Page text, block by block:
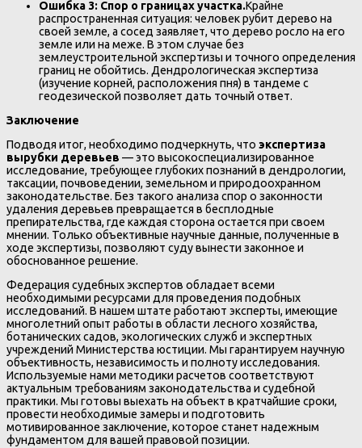
Ошибка 3: Спор о границах участка.Крайне
распространенная ситуация: человек рубит дерево на
своей земле, а сосед заявляет, что дерево росло на его
земле или на меже. В этом случае без
землеустроительной экспертизы и точного определения
границ не обойтись. Дендрологическая экспертиза
(изучение корней, расположения пня) в тандеме с
геодезической позволяет дать точный ответ.
Заключение
Подводя итог, необходимо подчеркнуть, что экспертиза
вырубки деревьев — это высокоспециализированное
исследование, требующее глубоких познаний в дендрологии,
таксации, почвоведении, земельном и природоохранном
законодательстве. Без такого анализа спор о законности
удаления деревьев превращается в бесплодные
препирательства, где каждая сторона остается при своем
мнении. Только объективные научные данные, полученные в
ходе экспертизы, позволяют суду вынести законное и
обоснованное решение.
Федерация судебных экспертов обладает всеми
необходимыми ресурсами для проведения подобных
исследований. В нашем штате работают эксперты, имеющие
многолетний опыт работы в области лесного хозяйства,
ботанических садов, экологических служб и экспертных
учреждений Министерства юстиции. Мы гарантируем научную
объективность, независимость и полноту исследования.
Используемые нами методики расчетов соответствуют
актуальным требованиям законодательства и судебной
практики. Мы готовы выехать на объект в кратчайшие сроки,
провести необходимые замеры и подготовить
мотивированное заключение, которое станет надежным
фундаментом для вашей правовой позиции.